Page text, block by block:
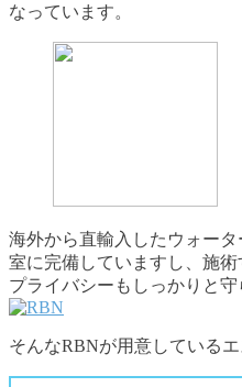
なっています。
海外から直輸入したウォー
室に完備していますし、施
プライバシーもしっかりと守
そんなRBNが用意している